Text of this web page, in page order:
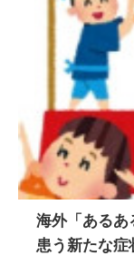
海外「あるあ
患う新たな症